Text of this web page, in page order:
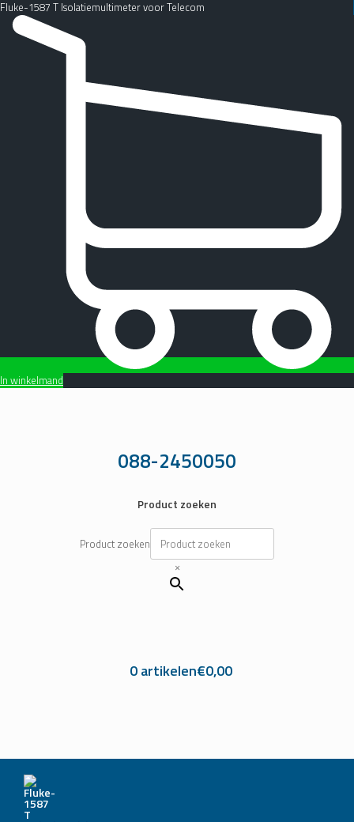
Fluke-1587 T Isolatiemultimeter voor Telecom
In winkelmand
088-2450050
Product zoeken
Product zoeken
×
0 artikelen€0,00